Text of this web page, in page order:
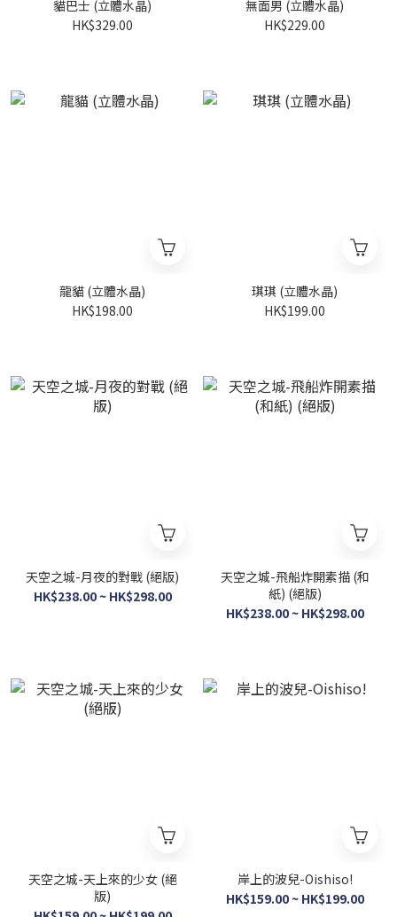
貓巴士 (立體水晶)
HK$329.00
無面男 (立體水晶)
HK$229.00
龍貓 (立體水晶)
HK$198.00
琪琪 (立體水晶)
HK$199.00
天空之城-月夜的對戰 (絕版)
HK$238.00 ~ HK$298.00
天空之城-飛船炸開素描 (和
紙) (絕版)
HK$238.00 ~ HK$298.00
天空之城-天上來的少女 (絕
版)
岸上的波兒-Oishiso!
HK$159.00 ~ HK$199.00